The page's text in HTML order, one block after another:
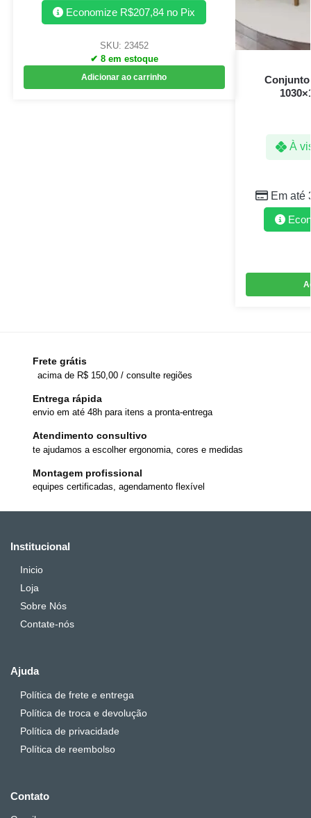
Economize R$207,84 no Pix
SKU: 23452
✔ 8 em estoque
Adicionar ao carrinho
Conjunto
À
Em até
Frete grátis
acima de R$ 150,00 / consulte regiões
Entrega rápida
envio em até 48h para itens a pronta-entrega
Atendimento consultivo
te ajudamos a escolher ergonomia, cores e medidas
Montagem profissional
equipes certificadas, agendamento flexível
Institucional
Inicio
Loja
Sobre Nós
Contate-nós
Ajuda
Política de frete e entrega
Política de troca e devolução
Política de privacidade
Política de reembolso
Contato